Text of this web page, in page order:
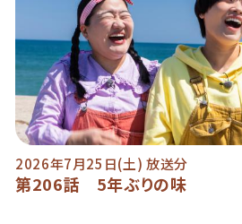
2026年7月25日(土) 放送分
第206話 5年ぶりの味